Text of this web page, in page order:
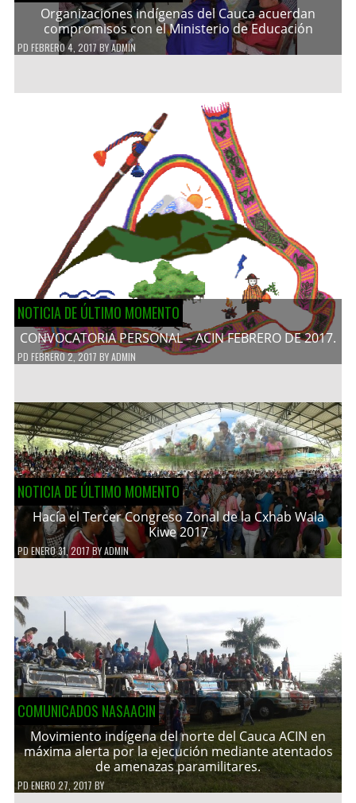
Organizaciones indígenas del Cauca acuerdan
compromisos con el Ministerio de Educación
PD FEBRERO 4, 2017 BYADMIN
NOTICIA DE ÚLTIMO MOMENTO
CONVOCATORIA PERSONAL – ACIN FEBRERO DE 2017.
PD FEBRERO 2, 2017 BYADMIN
NOTICIA DE ÚLTIMO MOMENTO
Hacía el Tercer Congreso Zonal de la Cxhab Wala
Kiwe 2017
PDENERO 31, 2017 BYADMIN
COMUNICADOS NASAACIN
Movimiento indígena del norte del Cauca ACIN en
máxima alerta por la ejecución mediante atentados
de amenazas paramilitares.
PDENERO 27, 2017 BY